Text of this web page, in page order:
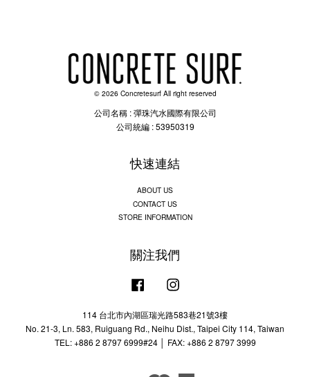
© 2026 Concretesurf All right reserved
公司名稱 : 彈珠汽水國際有限公司
公司統編 : 53950319
快速連結
ABOUT US
CONTACT US
STORE INFORMATION
關注我們
Facebook
114 台北市內湖區瑞光路583巷21號3樓
No. 21-3, Ln. 583, Ruiguang Rd., Neihu Dist., Taipei City 114, Taiwan
TEL: +886 2 8797 6999#24 │ FAX: +886 2 8797 3999